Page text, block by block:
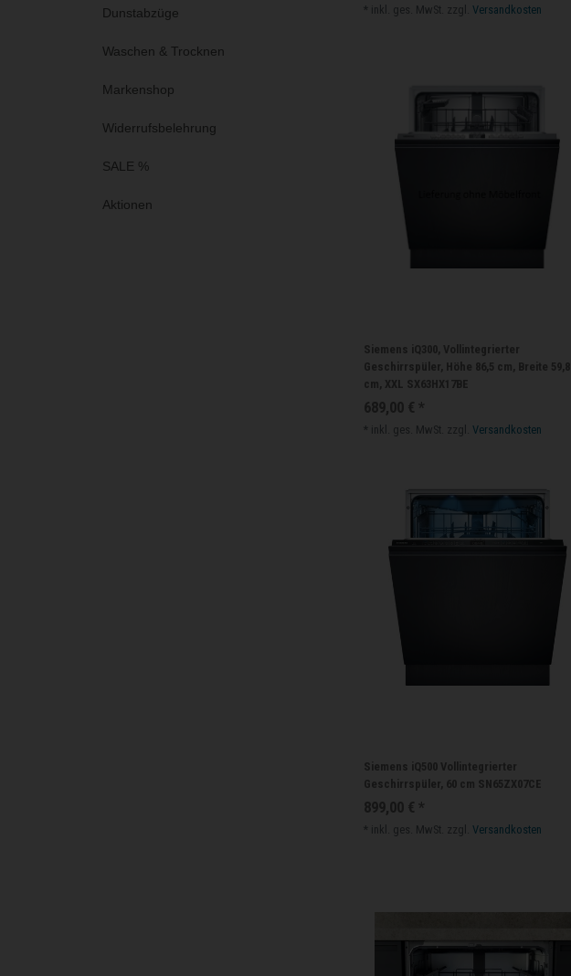
Dunstabzüge
Waschen & Trocknen
Markenshop
Widerrufsbelehrung
SALE %
Aktionen
* inkl. ges. MwSt. zzgl.Versandkosten
Siemens iQ300, Vollintegrierter
Geschirrspüler, Höhe 86,5 cm, Breite 59,8
cm, XXL SX63HX17BE
689,00 € *
* inkl. ges. MwSt. zzgl.Versandkosten
Siemens iQ500 Vollintegrierter
Geschirrspüler, 60 cm SN65ZX07CE
899,00 € *
* inkl. ges. MwSt. zzgl.Versandkosten